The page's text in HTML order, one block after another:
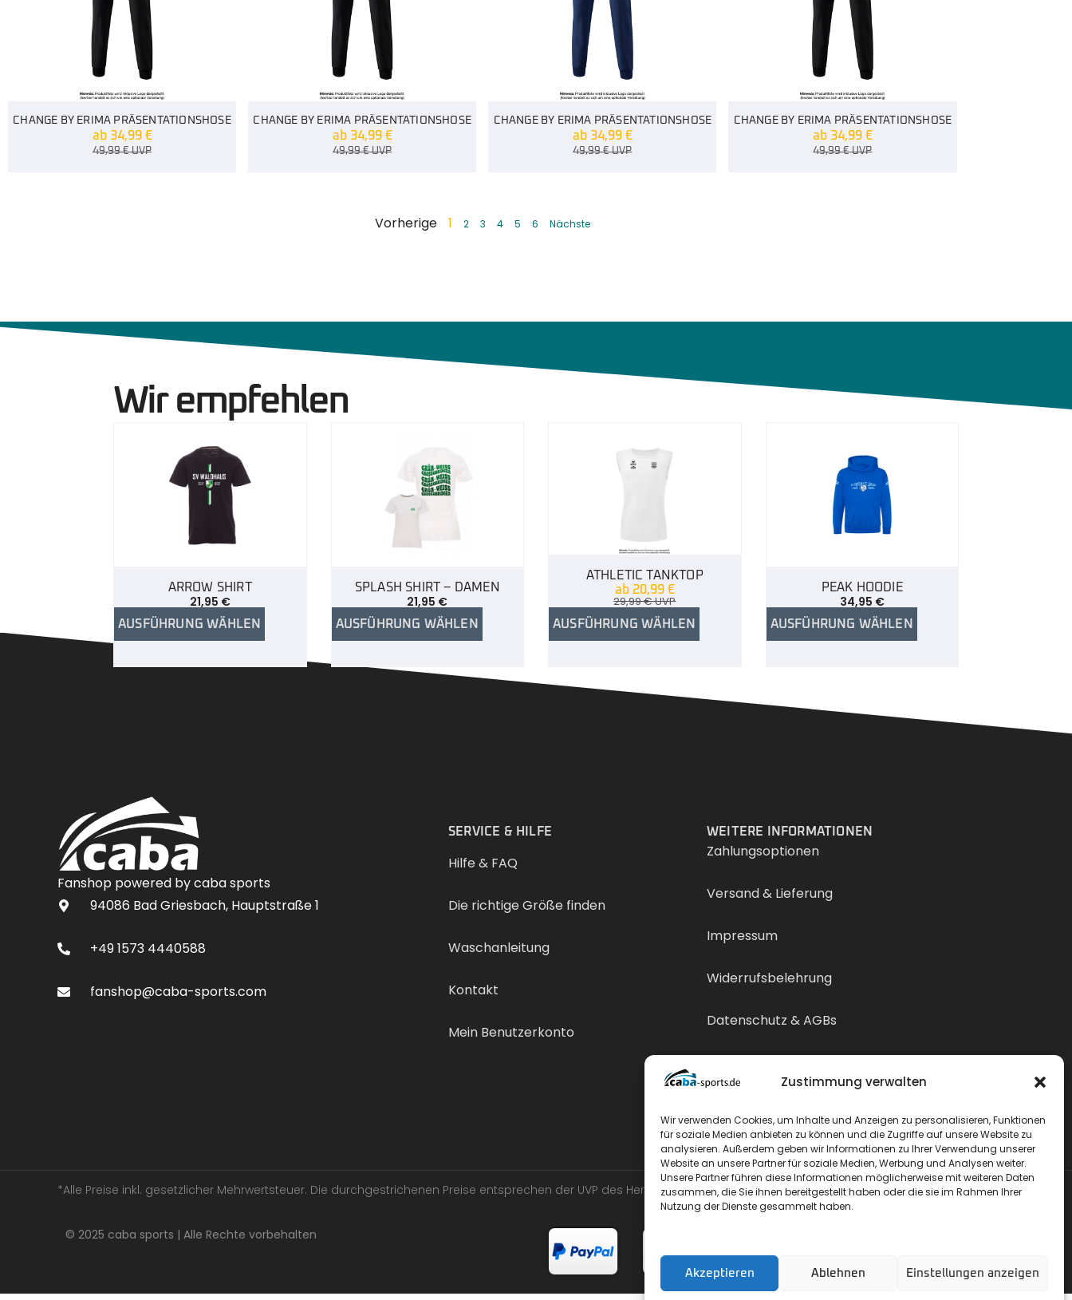
Zustimmung verwalten
Wir verwenden Cookies, um Inhalte und Anzeigen zu personalisieren, Funktionen
für soziale Medien anbieten zu können und die Zugriffe auf unsere Website zu
analysieren. Außerdem geben wir Informationen zu Ihrer Verwendung unserer
Website an unsere Partner für soziale Medien, Werbung und Analysen weiter.
Unsere Partner führen diese Informationen möglicherweise mit weiteren Daten
zusammen, die Sie ihnen bereitgestellt haben oder die sie im Rahmen Ihrer
Nutzung der Dienste gesammelt haben.
Akzeptieren Ablehnen Einstellungen anzeigen
CHANGE BY ERIMA PRÄSENTATIONSHOSE
ab 34,99 €
49,99€UVP
CHANGE BY ERIMA PRÄSENTATIONSHOSE
ab 34,99 €
49,99€UVP
CHANGE BY ERIMA PRÄSENTATIONSHOSE
ab 34,99 €
49,99€UVP
CHANGE BY ERIMA PRÄSENTATIONSHOSE
ab 34,99 €
49,99€UVP
Vorherige 1 2 3 4 5 6 Nächste
Wir empfehlen
ARROW SHIRT
21,95 €
AUSFÜHRUNG WÄHLEN
SPLASH SHIRT – DAMEN
21,95 €
AUSFÜHRUNG WÄHLEN
ATHLETIC TANKTOP
ab 20,99 €
29,99€UVP
AUSFÜHRUNG WÄHLEN
PEAK HOODIE
34,95 €
AUSFÜHRUNG WÄHLEN
Fanshop powered by caba sports
94086 Bad Griesbach, Hauptstraße 1
+49 1573 4440588
fanshop@caba-sports.com
SERVICE & HILFE
Hilfe & FAQ
Die richtige Größe finden
Waschanleitung
Kontakt
Mein Benutzerkonto
WEITERE INFORMATIONEN
Zahlungsoptionen
Versand & Lieferung
Impressum
Widerrufsbelehrung
Datenschutz & AGBs
*Alle Preise inkl. gesetzlicher Mehrwertsteuer. Die durchgestrichenen Preise entsprechen der UVP des Herstellers.
© 2025 caba sports | Alle Rechte vorbehalten